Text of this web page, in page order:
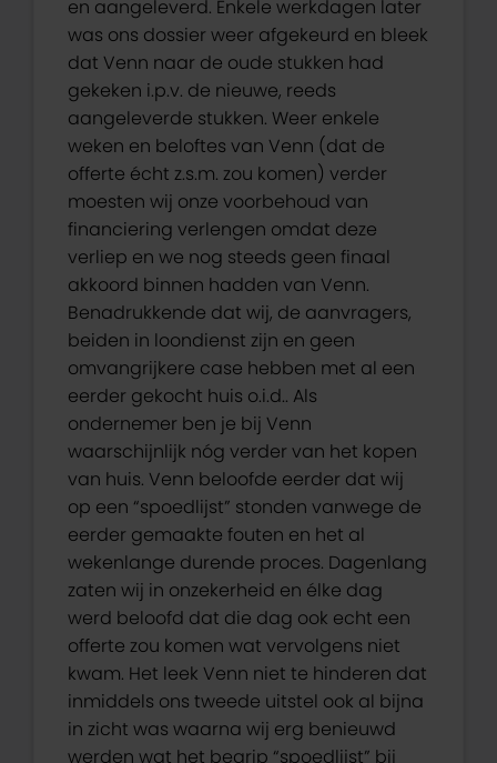
en aangeleverd. Enkele werkdagen later
was ons dossier weer afgekeurd en bleek
dat Venn naar de oude stukken had
gekeken i.p.v. de nieuwe, reeds
aangeleverde stukken. Weer enkele
weken en beloftes van Venn (dat de
offerte écht z.s.m. zou komen) verder
moesten wij onze voorbehoud van
financiering verlengen omdat deze
verliep en we nog steeds geen finaal
akkoord binnen hadden van Venn.
Benadrukkende dat wij, de aanvragers,
beiden in loondienst zijn en geen
omvangrijkere case hebben met al een
eerder gekocht huis o.i.d.. Als
ondernemer ben je bij Venn
waarschijnlijk nóg verder van het kopen
van huis. Venn beloofde eerder dat wij
op een “spoedlijst” stonden vanwege de
eerder gemaakte fouten en het al
wekenlange durende proces. Dagenlang
zaten wij in onzekerheid en élke dag
werd beloofd dat die dag ook echt een
offerte zou komen wat vervolgens niet
kwam. Het leek Venn niet te hinderen dat
inmiddels ons tweede uitstel ook al bijna
in zicht was waarna wij erg benieuwd
werden wat het begrip “spoedlijst” bij